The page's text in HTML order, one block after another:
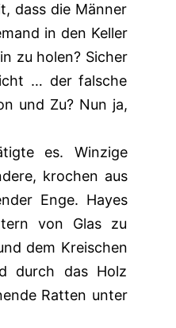
dass die Männer
in den Keller
zu holen? Sicher
… der falsche
und Zu? Nun ja,
es. Winzige
krochen aus
Enge. Hayes
von Glas zu
dem Kreischen
durch das Holz
Ratten unter